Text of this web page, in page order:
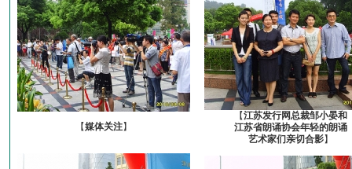
【媒体关注】
【江苏发行网总裁邹小晏和
江苏省朗诵协会年轻的朗诵
艺术家们亲切合影】